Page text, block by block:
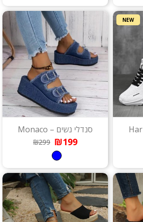
NEW
סנדלי נשים – Monaco
₪199
₪299